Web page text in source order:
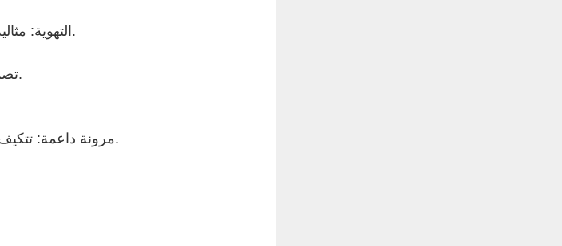
التهوية: مثالية للمناخات الدافئة أو ساعات الجلوس الطويلة، حيث تسمح بتبديد الحرارة والرطوبة.
تصميم خفيف الوزن: تقلل المواد الشبكية من الوزن الإجمالي للكرسي، مما يسهل نقله.
مرونة داعمة: تتكيف الشبكة الجيدة قليلاً مع جسمك دون أن تترهل، مما يخلق ضغطًا متوازنًا عبر المقعد.